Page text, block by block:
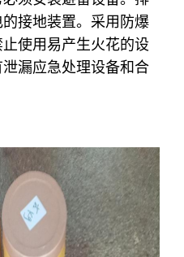
接地装置。采用防爆
使用易产生火花的设
漏应急处理设备和合